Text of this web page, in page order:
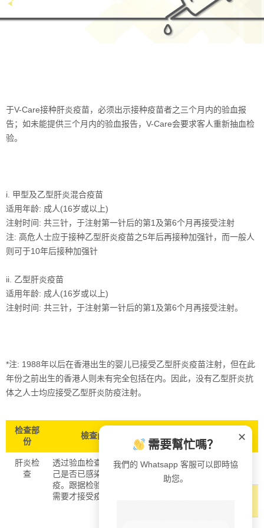
于V-Care接种肝炎疫苗，必须出示接种疫苗者之三个月内的验血报
告；如未能提供三个月内的验血报告，V-Care会要求客人重新抽血检
验。
i. 甲型及乙型肝炎混合疫苗
适用年龄: 成人(16岁或以上)
注射时间: 共三针，于注射第一针后的第1及第6个月再接受注射
注: 高危人士应于接种乙型肝炎疫苗之5年后再接种加强针，而一般人
则可于10年后接种加强针
ii. 乙型肝炎疫苗
适用年龄: 成人(16岁或以上)
注射时间: 共三针，于注射第一针后的第1及第6个月再接受注射。
*注: 1988年以后在香港出生的婴儿已接受乙型肝炎疫苗注射，但在此
年份之前出生的香港人则未有完全包括在内。
因此，没有乙型肝炎抗
体之人士均应接受乙型肝炎防疫注射。
检查部
份
檢查內容 HABPM
肝炎检
查
透过验血检查，知道自
己是否已感染肝炎或免
疫。跟据检验结果，有
需要才接受疫苗注射。
甲型肝炎表面
抗体
✓
✕
需要幫忙嗎？
我們的 Whatsapp 客服可以即時協
助您。